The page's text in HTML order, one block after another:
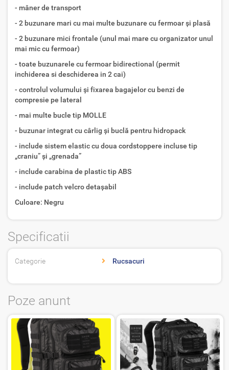
- mâner de transport
- 2 buzunare mari cu mai multe buzunare cu fermoar și plasă
- 2 buzunare mici frontale (unul mai mare cu organizator unul
mai mic cu fermoar)
- toate buzunarele cu fermoar bidirectional (permit
inchiderea si deschiderea in 2 cai)
- controlul volumului și fixarea bagajelor cu benzi de
compresie pe lateral
- mai multe bucle tip MOLLE
- buzunar integrat cu cârlig și buclă pentru hidropack
- include sistem elastic cu doua cordstoppere incluse tip
„craniu” și „grenada”
- include carabina de plastic tip ABS
- include patch velcro detașabil
Culoare: Negru
Specificatii
Categorie Rucsacuri
Poze anunt